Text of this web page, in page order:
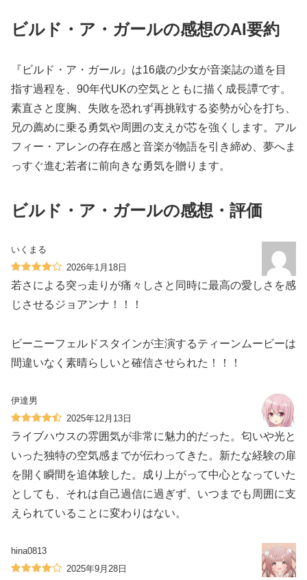
ビルド・ア・ガールの感想のAI要約
『ビルド・ア・ガール』は16歳の少女が音楽誌の道を目
指す過程を、90年代UKの空気とともに描く成長譚です。
素直さと度胸、失敗を恐れず再挑戦する姿勢が心を打ち、
兄の薦めに乗る勇気や周囲の支えが芯を強くします。アル
フィー・アレンの存在感と音楽が物語を引き締め、夢へま
っすぐ進む若者に前向きな勇気を贈ります。
ビルド・ア・ガールの感想・評価
いくまる
2026年1月18日
若さによる突っ走りが痛々しさと同時に最高の愛しさを感
じさせるジョアンナ！！！
ビーニーフェルドスタインが主演するティーンムービーは
間違いなく素晴らしいと確信させられた！！！
伊達男
2025年12月13日
ライブハウスの雰囲気が非常に魅力的だった。匂いや光と
いった独特の空気感までが伝わってきた。新たな経験の扉
を開く瞬間を追体験した。成り上がって中心となっていた
としても、それは自己過信に過ぎず、いつまでも周囲に支
えられていることに変わりはない。
hina0813
2025年9月28日